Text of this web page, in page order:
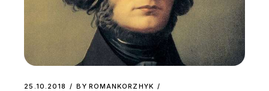
25.10.2018 BY ROMANKORZHYK